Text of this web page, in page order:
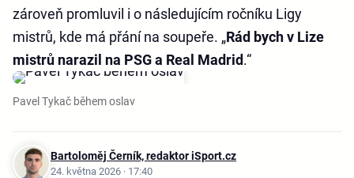
zároveň promluvil i o následujícím ročníku Ligy
mistrů, kde má přání na soupeře. „Rád bych v Lize
mistrů narazil na PSG a Real Madrid.“
Pavel Tykač během oslav
Bartoloměj Černík, redaktor iSport.cz
24. května 2026 · 17:40